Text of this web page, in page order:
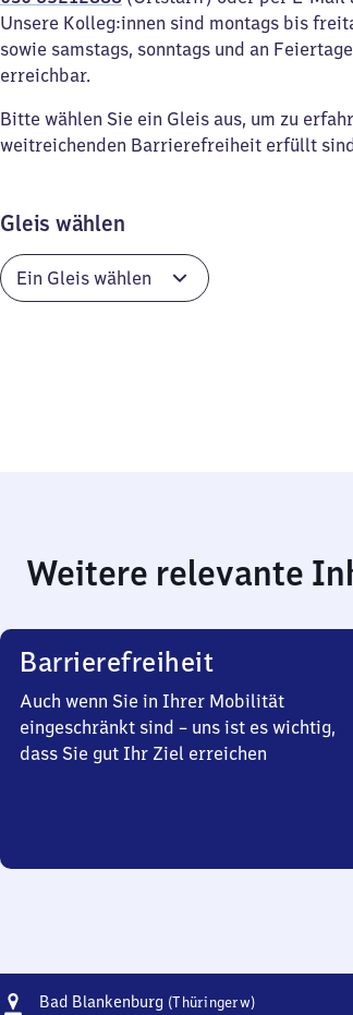
Unsere Kolleg:innen sind montags bis
sowie samstags, sonntags und an
erreichbar.
Bitte wählen Sie ein Gleis aus, um zu
weitreichenden Barrierefreiheit erfüllt
Gleis wählen
Weitere relevante
Barrierefreiheit
Auch wenn Sie in Ihrer Mobilität
eingeschränkt sind – uns ist es wichtig,
dass Sie gut Ihr Ziel erreichen
Adresse
Bad Blankenburg (Thüringerw)Ba​